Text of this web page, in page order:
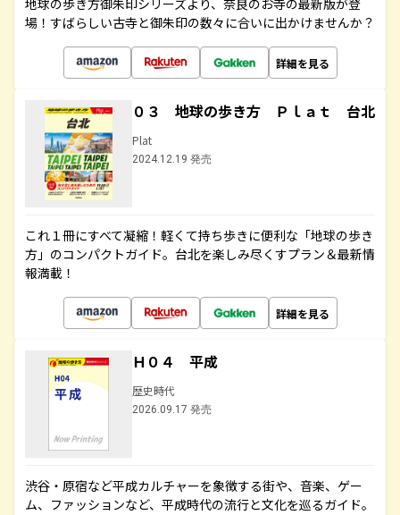
地球の歩き方御朱印シリーズより、奈良のお寺の最新版が登
場！すばらしい古寺と御朱印の数々に合いに出かけませんか？
詳細を見る
０３ 地球の歩き方 Ｐｌａｔ 台北
Plat
2024.12.19 発売
これ１冊にすべて凝縮！軽くて持ち歩きに便利な「地球の歩き
方」のコンパクトガイド。台北を楽しみ尽くすプラン＆最新情
報満載！
詳細を見る
Ｈ０４ 平成
歴史時代
2026.09.17 発売
渋谷・原宿など平成カルチャーを象徴する街や、音楽、ゲー
ム、ファッションなど、平成時代の流行と文化を巡るガイド。